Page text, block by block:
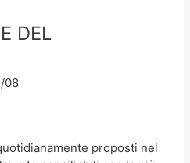
DEL
08
proposti nel